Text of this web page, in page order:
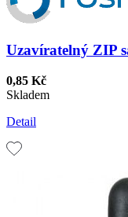
Uzavíratelný ZIP
0,85 Kč
Skladem
Detail